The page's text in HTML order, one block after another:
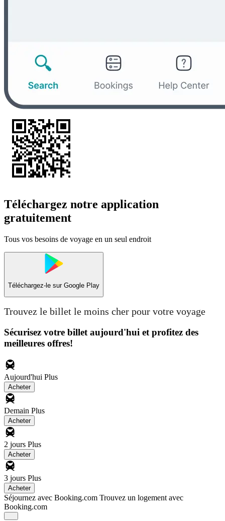
Téléchargez notre application
gratuitement
Tous vos besoins de voyage en un seul endroit
Téléchargez-le sur Google Play
Trouvez le billet le moins cher pour votre voyage
Sécurisez votre billet aujourd'hui et profitez des
meilleures offres!
Aujourd'hui Plus
Acheter
Demain Plus
Acheter
2 jours Plus
Acheter
3 jours Plus
Acheter
Séjournez avec Booking.com Trouvez un logement avec
Booking.com